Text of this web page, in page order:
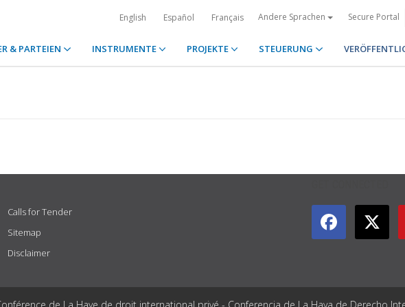
English Español Français Andere Sprachen Secure Portal
& PARTEIEN INSTRUMENTE PROJEKTE STEUERUNG
Calls for Tender
Sitemap
Disclaimer